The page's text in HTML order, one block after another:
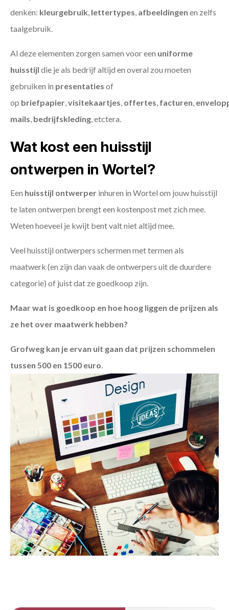
denken: kleurgebruik, lettertypes, afbeeldingen en zelfs
taalgebruik.
Al deze elementen zorgen samen voor een uniforme
huisstijl die je als bedrijf altijd en overal zou moeten
gebruiken in presentaties of
op briefpapier,visitekaartjes, offertes, facturen,
mails, bedrijfskleding, etctera.
Wat kost een huisstijl
ontwerpen in Wortel?
Een huisstijl ontwerper inhuren in Wortel om jouw huisstijl
te laten ontwerpen brengt een kostenpost met zich mee.
Weten hoeveel je kwijt bent valt niet altijd mee.
Veel huisstijl ontwerpers schermen met termen als
maatwerk (en zijn dan vaak de ontwerpers uit de duurdere
categorie) of juist dat ze goedkoop zijn.
Maar wat is goedkoop en hoe hoog liggen de prijzen als
ze het over maatwerk hebben?
Grofweg kan je ervan uit gaan dat prijzen schommelen
tussen 500 en 1500 euro.